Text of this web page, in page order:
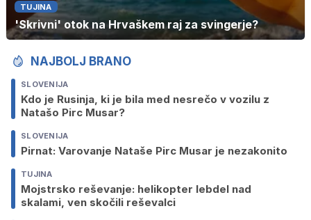
TUJINA
'Skrivni' otok na Hrvaškem raj za svingerje?
NAJBOLJ BRANO
SLOVENIJA
Kdo je Rusinja, ki je bila med nesrečo v vozilu z
Natašo Pirc Musar?
SLOVENIJA
Pirnat: Varovanje Nataše Pirc Musar je nezakonito
TUJINA
Mojstrsko reševanje: helikopter lebdel nad
skalami, ven skočili reševalci